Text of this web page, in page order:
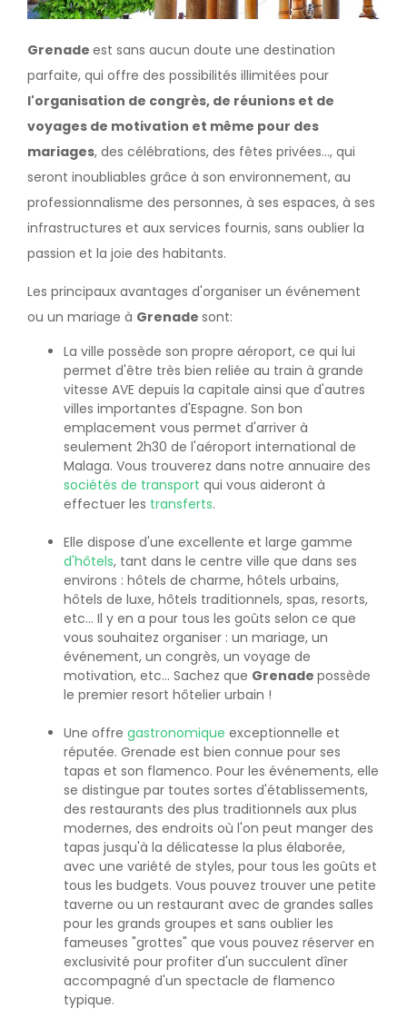
Grenade est sans aucun doute une destination
parfaite, qui offre des possibilités illimitées pour
l'organisation de congrès, de réunions et de
voyages de motivation et même pour des
mariages, des célébrations, des fêtes privées..., qui
seront inoubliables grâce à son environnement, au
professionnalisme des personnes, à ses espaces, à ses
infrastructures et aux services fournis, sans oublier la
passion et la joie des habitants.
Les principaux avantages d'organiser un événement
ou un mariage à Grenade sont:
La ville possède son propre aéroport, ce qui lui
permet d'être très bien reliée au train à grande
vitesse AVE depuis la capitale ainsi que d'autres
villes importantes d'Espagne. Son bon
emplacement vous permet d'arriver à
seulement 2h30 de l'aéroport international de
Malaga. Vous trouverez dans notre annuaire des
sociétés de transport qui vous aideront à
effectuer les transferts.
Elle dispose d'une excellente et large gamme
d'hôtels, tant dans le centre ville que dans ses
environs : hôtels de charme, hôtels urbains,
hôtels de luxe, hôtels traditionnels, spas, resorts,
etc... Il y en a pour tous les goûts selon ce que
vous souhaitez organiser : un mariage, un
événement, un congrès, un voyage de
motivation, etc... Sachez que Grenade possède
le premier resort hôtelier urbain !
Une offre gastronomique exceptionnelle et
réputée. Grenade est bien connue pour ses
tapas et son flamenco. Pour les événements, elle
se distingue par toutes sortes d'établissements,
des restaurants des plus traditionnels aux plus
modernes, des endroits où l'on peut manger des
tapas jusqu'à la délicatesse la plus élaborée,
avec une variété de styles, pour tous les goûts et
tous les budgets. Vous pouvez trouver une petite
taverne ou un restaurant avec de grandes salles
pour les grands groupes et sans oublier les
fameuses "grottes" que vous pouvez réserver en
exclusivité pour profiter d'un succulent dîner
accompagné d'un spectacle de flamenco
typique.